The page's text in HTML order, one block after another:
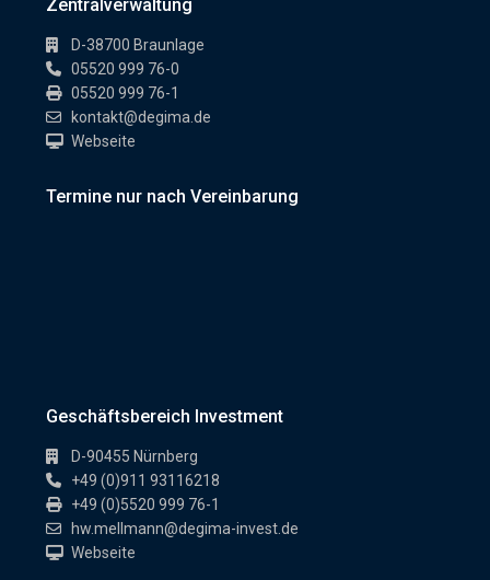
Zentralverwaltung
D-38700 Braunlage
05520 999 76-0
05520 999 76-1
kontakt@degima.de
Webseite
Termine nur nach Vereinbarung
Geschäftsbereich Investment
D-90455 Nürnberg
+49 (0)911 93116218
+49 (0)5520 999 76-1
hw.mellmann@degima-invest.de
Webseite